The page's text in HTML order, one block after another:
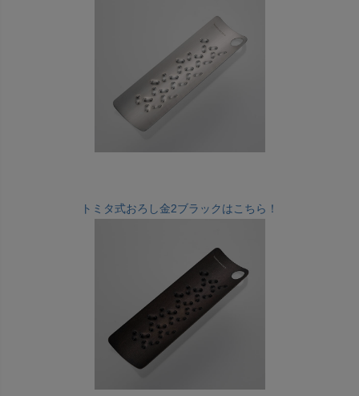
トミタ式おろし金2ブラックはこちら！